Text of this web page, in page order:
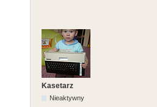
Kasetarz
Nieaktywny